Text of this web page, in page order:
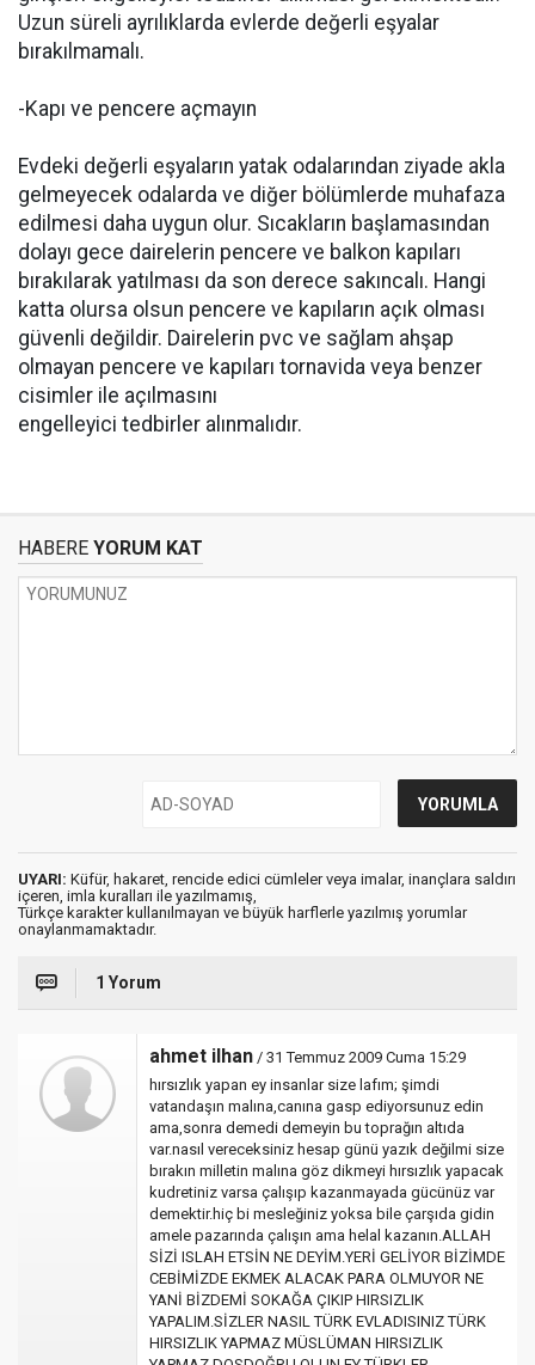
Uzun süreli ayrılıklarda evlerde değerli eşyalar
bırakılmamalı.
-Kapı ve pencere açmayın
Evdeki değerli eşyaların yatak odalarından ziyade akla
gelmeyecek odalarda ve diğer bölümlerde muhafaza
edilmesi daha uygun olur. Sıcakların başlamasından
dolayı gece dairelerin pencere ve balkon kapıları
bırakılarak yatılması da son derece sakıncalı. Hangi
katta olursa olsun pencere ve kapıların açık olması
güvenli değildir. Dairelerin pvc ve sağlam ahşap
olmayan pencere ve kapıları tornavida veya benzer
cisimler ile açılmasını
engelleyici tedbirler alınmalıdır.
HABERE YORUM KAT
UYARI: Küfür, hakaret, rencide edici cümleler veya imalar, inançlara saldırı
içeren, imla kuralları ile yazılmamış,
Türkçe karakter kullanılmayan ve büyük harflerle yazılmış yorumlar
onaylanmamaktadır.
1 Yorum
ahmet ilhan / 31 Temmuz 2009 Cuma 15:29
hırsızlık yapan ey insanlar size lafım; şimdi
vatandaşın malına,canına gasp ediyorsunuz edin
ama,sonra demedi demeyin bu toprağın altıda
var.nasıl vereceksiniz hesap günü yazık değilmi size
bırakın milletin malına göz dikmeyi hırsızlık yapacak
kudretiniz varsa çalışıp kazanmayada gücünüz var
demektir.hiç bi mesleğiniz yoksa bile çarşıda gidin
amele pazarında çalışın ama helal kazanın.ALLAH
SİZİ ISLAH ETSİN NE DEYİM.YERİ GELİYOR BİZİMDE
CEBİMİZDE EKMEK ALACAK PARA OLMUYOR NE
YANİ BİZDEMİ SOKAĞA ÇIKIP HIRSIZLIK
YAPALIM.SİZLER NASIL TÜRK EVLADISINIZ TÜRK
HIRSIZLIK YAPMAZ MÜSLÜMAN HIRSIZLIK